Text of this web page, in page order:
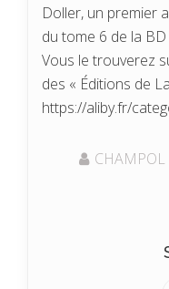
Doller, un premier
du tome 6 de la BD
Vous le trouverez
des « Éditions de
https://aliby.fr/
CHAMPOL